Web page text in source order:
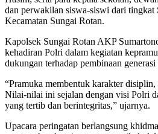
dan perwakilan siswa-siswi dari
Kecamatan Sungai Rotan.
Kapolsek Sungai Rotan AKP
kehadiran Polri dalam kegiatan
dukungan terhadap pembinaan generasi
“Pramuka membentuk karakter
Nilai-nilai ini sejalan dengan visi Polri
yang tertib dan berintegritas,” ujarnya.
Upacara peringatan berlangsung